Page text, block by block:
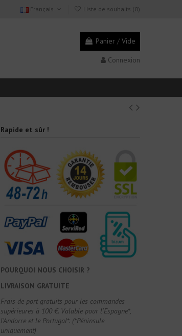
Français Liste de souhaits (0)
Panier / Vide
Connexion
Rapide et sûr !
POURQUOI NOUS CHOISIR ?
LIVRAISON GRATUITE
Frais de port gratuits pour les commandes
supérieures à 100 €. Valable pour l'Espagne*,
l'Andorre et le Portugal*. (*Péninsule
uniquement)